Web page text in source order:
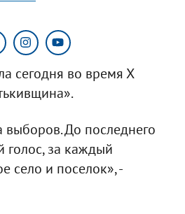
сегодня во время Х
выборов. До последнего
за каждый
село и поселок», -